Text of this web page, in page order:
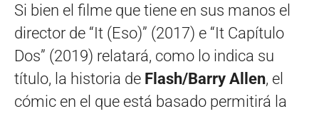
Si bien el filme que tiene en sus manos el
director de “It (Eso)” (2017) e “It Capítulo
Dos” (2019) relatará, como lo indica su
título, la historia de Flash/Barry Allen, el
cómic en el que está basado permitirá la